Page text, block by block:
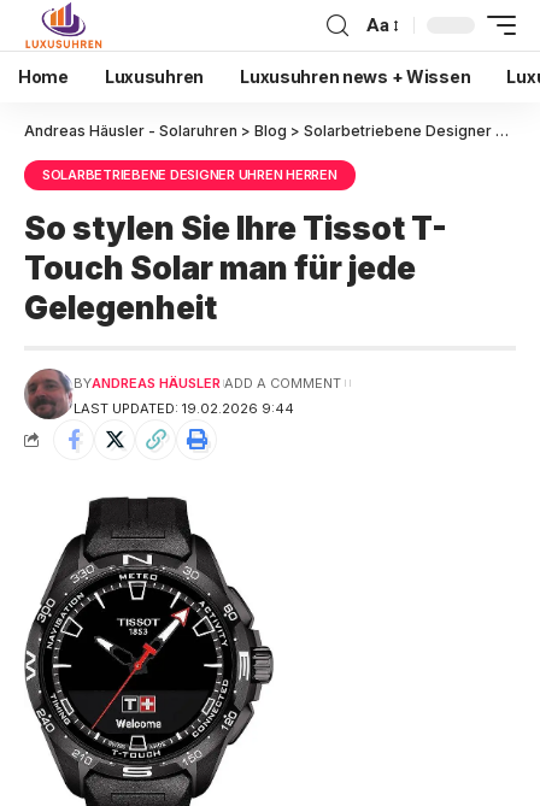
Aa
Home Luxusuhren Luxusuhren news + Wissen
Andreas Häusler - Solaruhren > Blog > Solarbetriebene Designer Uhren Herren
SOLARBETRIEBENE DESIGNER UHREN HERREN
So stylen Sie Ihre Tissot T-
Touch Solar man für jede
Gelegenheit
LAST UPDATED: 19.02.2026 9:44
BYANDREAS HÄUSLER ADD A COMMENT